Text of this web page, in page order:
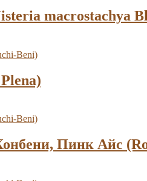
macrostachya
Пинк Айс